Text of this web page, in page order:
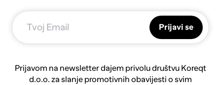
Prijavi se
Prijavom na newsletter dajem privolu društvu Koreqt
d.o.o. za slanje promotivnih obavijesti o svim